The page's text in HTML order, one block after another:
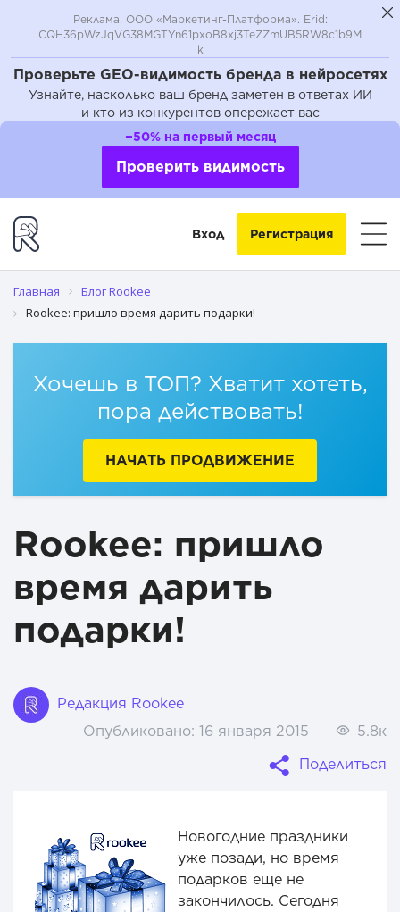
Проверьте GEO-видимость бренда в нейросетях
Узнайте, насколько ваш бренд заметен в ответах ИИ
и кто из конкурентов опережает вас
Реклама. ООО «Маркетинг-Платформа». Erid:
CQH36pWzJqVG38MGTYn61pxoB8xj3TeZZmUB5RW8c1b9M
k
−50% на первый месяц
Проверить видимость
Вход Регистрация
Главная
Блог Rookee
Rookee: пришло время дарить подарки!
Хочешь в ТОП? Хватит хотеть,
пора действовать!
НАЧАТЬ ПРОДВИЖЕНИЕ
Rookee: пришло
время дарить
подарки!
Редакция Rookee
Опубликовано: 16 января 2015
5.8к
Поделиться
Новогодние праздники
уже позади, но время
подарков еще не
закончилось. Сегодня